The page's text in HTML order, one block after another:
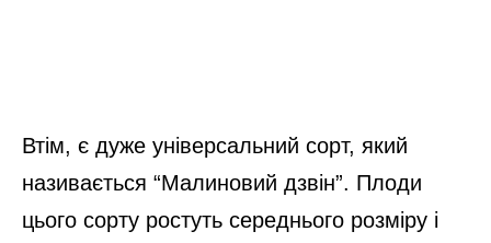
Втім, є дуже універсальний сорт, який
називається “Малиновий дзвін”. Плоди
цього сорту ростуть середнього розміру і